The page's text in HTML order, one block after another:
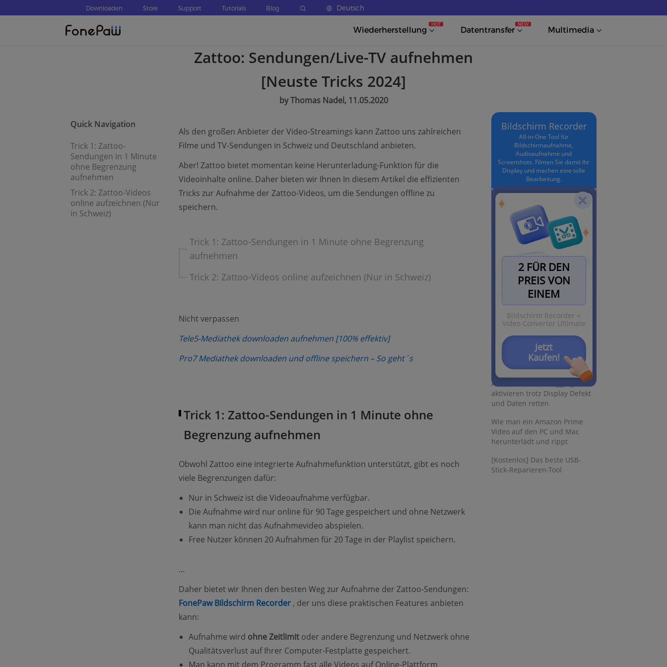
Downloaden Store Support Tutorials Blog Deutsch
Wiederherstellung
HOT
Datentransfer
NEW
Multimedia
Zattoo: Sendungen/Live-TV aufnehmen
[Neuste Tricks 2024]
by Thomas Nadel, 11.05.2020
Quick Navigation
Trick 1: Zattoo-
Sendungen in 1 Minute
ohne Begrenzung
aufnehmen
Trick 2: Zattoo-Videos
online aufzeichnen (Nur
in Schweiz)
Als den großen Anbieter der Video-Streamings kann Zattoo uns zahlreichen
Filme und TV-Sendungen in Schweiz und Deutschland anbieten.
Aber! Zattoo bietet momentan keine Herunterladung-Funktion für die
Videoinhalte online. Daher bieten wir Ihnen In diesem Artikel die effizienten
Tricks zur Aufnahme der Zattoo-Videos, um die Sendungen offline zu
speichern.
Trick 1: Zattoo-Sendungen in 1 Minute ohne Begrenzung
aufnehmen
Trick 2: Zattoo-Videos online aufzeichnen (Nur in Schweiz)
Nicht verpassen
Tele5-Mediathek downloaden aufnehmen [100% effektiv](opens new window)
Pro7 Mediathek downloaden und offline speichern – So geht´s(opens new window)
Trick 1: Zattoo-Sendungen in 1 Minute ohne
Begrenzung aufnehmen
Obwohl Zattoo eine integrierte Aufnahmefunktion unterstützt, gibt es noch
viele Begrenzungen dafür:
Nur in Schweiz ist die Videoaufnahme verfügbar.
Die Aufnahme wird nur online für 90 Tage gespeichert und ohne Netzwerk
kann man nicht das Aufnahmevideo abspielen.
Free Nutzer können 20 Aufnahmen für 20 Tage in der Playlist speichern.
…
Daher bietet wir Ihnen den besten Weg zur Aufnahme der Zattoo-Sendungen:
FonePaw Bildschirm Recorder (opens new window)
, der uns diese praktischen Features anbieten
kann:
Aufnahme wird ohne Zeitlimitoder andere Begrenzung und Netzwerk ohne
Qualitätsverlust auf Ihrer Computer-Festplatte gespeichert.
Man kann mit dem Programm fast alle Videos auf Online-Plattform
Bildschirm Recorder
All-in-One Tool für
Bildschirmaufnahme,
Audioaufnahme und
Screenshots. Filmen Sie damit Ihr
Display und machen eine tolle
Bearbeitung.
Hot Artikel
5 Wege: Gelöschte Dateien
wiederherstellen auf Windows
10/8/7
Top 6 kostenlose Bildschirm-
Recorder ohne Wasserzeichen
Android: USB-Debugging
aktivieren trotz Display Defekt
und Daten retten
Wie man ein Amazon Prime
Video auf den PC und Mac
herunterlädt und rippt
[Kostenlos] Das beste USB-
Stick-Reparieren-Tool
2 FÜR DEN
PREIS VON
EINEM
Bildschirm Recorder +
Video Converter Ultimate
Jetzt
Kaufen!